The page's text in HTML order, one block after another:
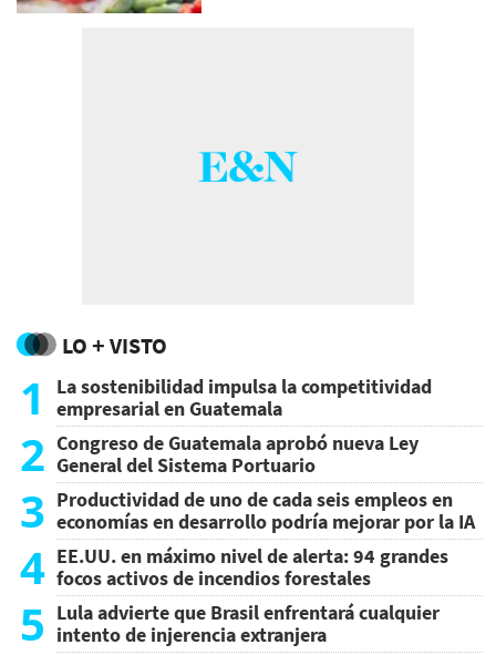
LO + VISTO
1
La sostenibilidad impulsa la competitividad
empresarial en Guatemala
2 Congreso de Guatemala aprobó nueva Ley
General del Sistema Portuario
3 Productividad de uno de cada seis empleos en
economías en desarrollo podría mejorar por la IA
4 EE.UU. en máximo nivel de alerta: 94 grandes
focos activos de incendios forestales
5 Lula advierte que Brasil enfrentará cualquier
intento de injerencia extranjera